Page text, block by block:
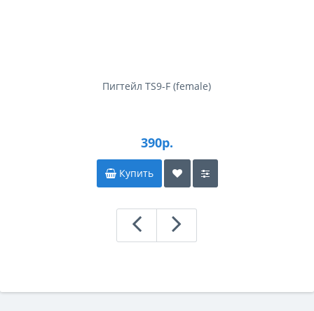
Пигтейл TS9-F (female)
390р.
Купить